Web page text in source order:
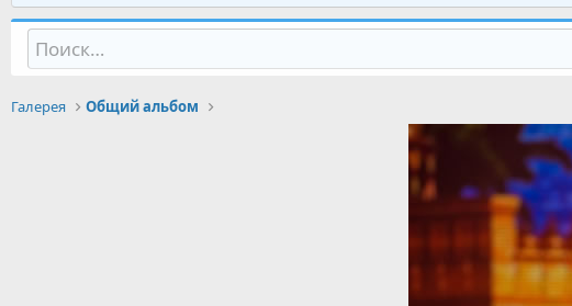
Галерея Общий альбом